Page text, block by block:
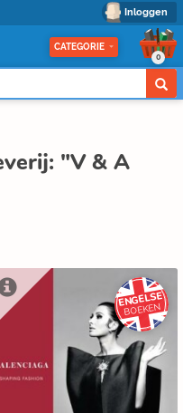
Inloggen
CATEGORIE
0
"V & A
ENGELSE
BOEKEN